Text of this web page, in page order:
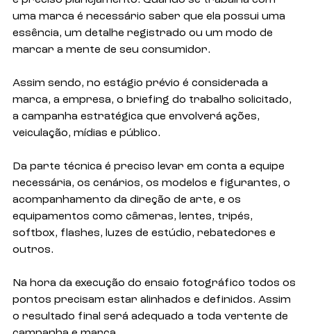
uma marca é necessário saber que ela possui uma
essência, um detalhe registrado ou um modo de
marcar a mente de seu consumidor.
Assim sendo, no estágio prévio é considerada a
marca, a empresa, o briefing do trabalho solicitado,
a campanha estratégica que envolverá ações,
veiculação, mídias e público.
Da parte técnica é preciso levar em conta a equipe
necessária, os cenários, os modelos e figurantes, o
acompanhamento da direção de arte, e os
equipamentos como câmeras, lentes, tripés,
softbox, flashes, luzes de estúdio, rebatedores e
outros.
Na hora da execução do ensaio fotográfico todos os
pontos precisam estar alinhados e definidos. Assim
o resultado final será adequado a toda vertente de